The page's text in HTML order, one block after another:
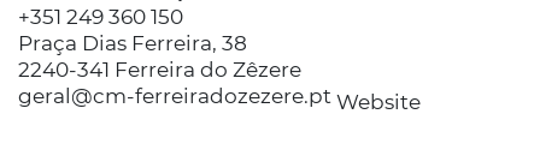
+351 249 360 150
Praça Dias Ferreira, 38
2240-341 Ferreira do Zêzere
geral@cm-ferreiradozezere.pt Website